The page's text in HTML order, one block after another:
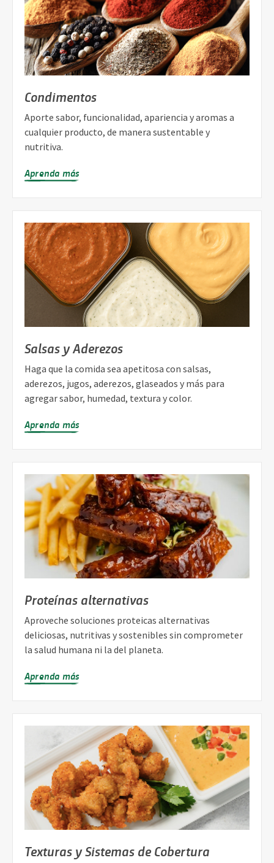
Condimentos
Aporte sabor, funcionalidad, apariencia y aromas a
cualquier producto, de manera sustentable y
nutritiva.
Aprenda más
Salsas y Aderezos
Haga que la comida sea apetitosa con salsas,
aderezos, jugos, aderezos, glaseados y más para
agregar sabor, humedad, textura y color.
Aprenda más
Proteínas alternativas
Aproveche soluciones proteicas alternativas
deliciosas, nutritivas y sostenibles sin comprometer
la salud humana ni la del planeta.
Aprenda más
Texturas y Sistemas de Cobertura